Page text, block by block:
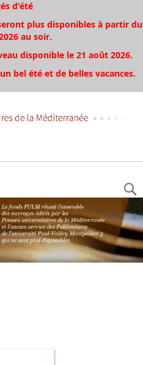
d'été
plus disponibles à partir du
au soir.
disponible le 21 août 2026.
bel été et de belles vacances.